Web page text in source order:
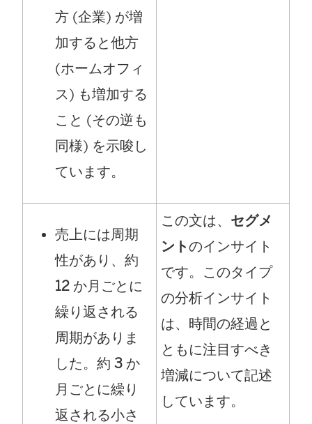
方 (企業) が増
加すると他方
(ホームオフィ
ス) も増加する
こと (その逆も
同様) を示唆し
ています。
売上には周期
性があり、約
12 か月ごとに
繰り返される
周期がありま
した。約 3 か
月ごとに繰り
返される小さ
この文は、 セグメ
ントのインサイト
です。このタイプ
の分析インサイト
は、時間の経過と
ともに注目すべき
増減について記述
しています。